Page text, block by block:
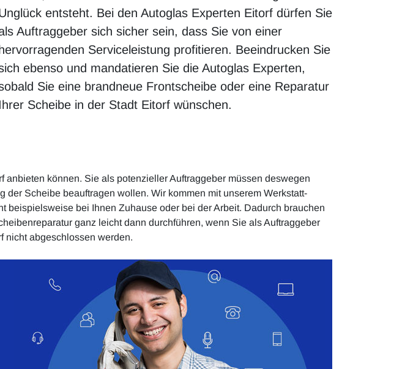
entsteht. Bei den Autoglas Experten Eitorf dürfen Sie
Auftraggeber sich sicher sein, dass Sie von einer
Serviceleistung profitieren. Beeindrucken Sie
ebenso und mandatieren Sie die Autoglas Experten,
Sie eine brandneue Frontscheibe oder eine Reparatur
Scheibe in der Stadt Eitorf wünschen.
können. Sie als potenzieller Auftraggeber müssen deswegen
Scheibe beauftragen wollen. Wir kommen mit unserem Werkstatt-
beispielsweise bei Ihnen Zuhause oder bei der Arbeit. Dadurch brauchen
ganz leicht dann durchführen, wenn Sie als Auftraggeber
nicht abgeschlossen werden.